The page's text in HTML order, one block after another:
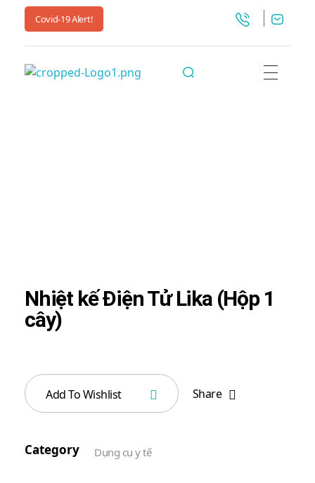
Covid-19 Alert!
Nhiệt kế Điện Tử Lika (Hộp 1
cây)
Add To Wishlist Share
Category Dụng cụ y tế